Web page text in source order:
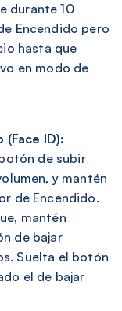
durante 10
Encendido pero
hasta que
en modo de
(Face ID):
de subir
y mantén
de Encendido.
mantén
de bajar
Suelta el botón
el de bajar